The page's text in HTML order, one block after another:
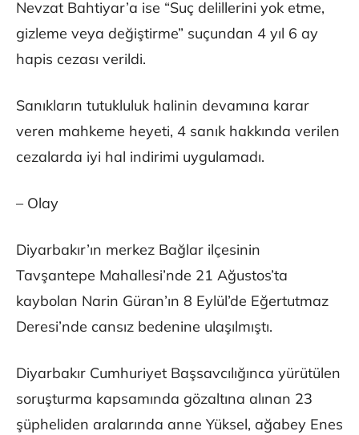
Nevzat Bahtiyar’a ise “Suç delillerini yok etme,
gizleme veya değiştirme” suçundan 4 yıl 6 ay
hapis cezası verildi.
Sanıkların tutukluluk halinin devamına karar
veren mahkeme heyeti, 4 sanık hakkında verilen
cezalarda iyi hal indirimi uygulamadı.
– Olay
Diyarbakır’ın merkez Bağlar ilçesinin
Tavşantepe Mahallesi’nde 21 Ağustos’ta
kaybolan Narin Güran’ın 8 Eylül’de Eğertutmaz
Deresi’nde cansız bedenine ulaşılmıştı.
Diyarbakır Cumhuriyet Başsavcılığınca yürütülen
soruşturma kapsamında gözaltına alınan 23
şüpheliden aralarında anne Yüksel, ağabey Enes